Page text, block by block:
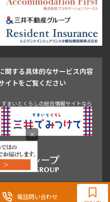
電話問い合わせ
983
水曜定休）
田
学・自由が丘
池袋・板橋・王子
品川
目黒・中目黒
練馬区 荒川区
足立区
関する具体的なサービス内容
イトをご覧ください
すまいとくらしの総合情報サイトなら
流通経営協会会員 （公社） 首都圏不動
×